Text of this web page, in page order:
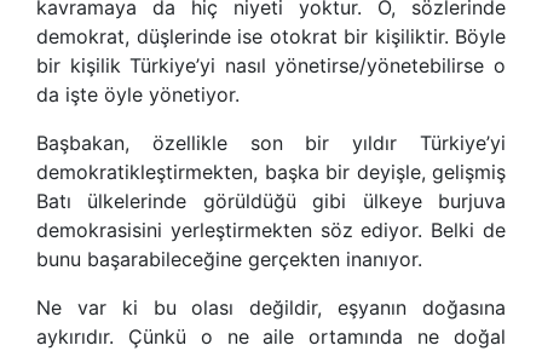
kavramaya da hiç niyeti yoktur. O, sözlerinde
demokrat, düşlerinde ise otokrat bir kişiliktir. Böyle
bir kişilik Türkiye’yi nasıl yönetirse/yönetebilirse o
da işte öyle yönetiyor.
Başbakan, özellikle son bir yıldır Türkiye’yi
demokratikleştirmekten, başka bir deyişle, gelişmiş
Batı ülkelerinde görüldüğü gibi ülkeye burjuva
demokrasisini yerleştirmekten söz ediyor. Belki de
bunu başarabileceğine gerçekten inanıyor.
Ne var ki bu olası değildir, eşyanın doğasına
aykırıdır. Çünkü o ne aile ortamında ne doğal